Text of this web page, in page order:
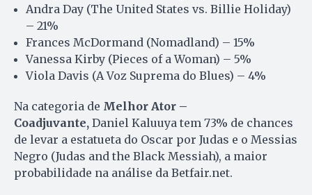
Andra Day (The United States vs. Billie Holiday)
– 21%
Frances McDormand (Nomadland) – 15%
Vanessa Kirby (Pieces of a Woman) – 5%
Viola Davis (A Voz Suprema do Blues) – 4%
Na categoria de Melhor Ator –
Coadjuvante, Daniel Kaluuya tem 73% de chances
de levar a estatueta do Oscar por Judas e o Messias
Negro (Judas and the Black Messiah), a maior
probabilidade na análise da Betfair.net.